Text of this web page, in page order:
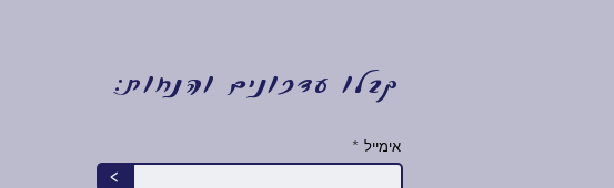
קבלו עדכונים והנחות:
>
אימייל